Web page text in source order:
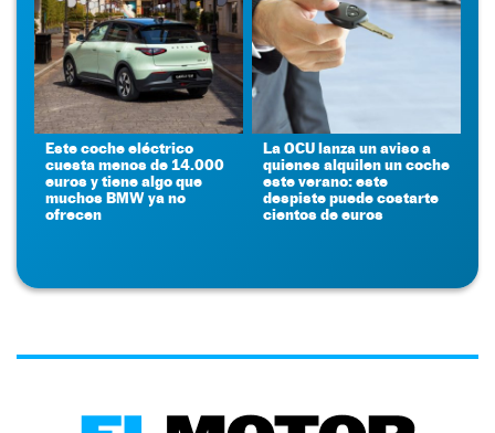
Este coche eléctrico
cuesta menos de 14.000
euros y tiene algo que
muchos BMW ya no
ofrecen
La OCU lanza un aviso a
quienes alquilen un coche
este verano: este
despiste puede costarte
cientos de euros